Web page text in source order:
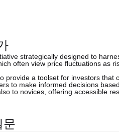
strategically designed to
often view price fluctuations as
provide a toolset for investors
to make informed decisions
to novices, offering accessible
문